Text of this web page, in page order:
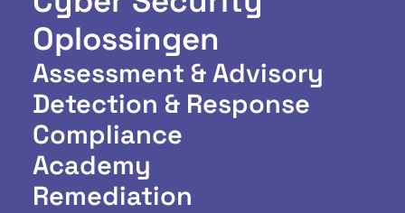
Oplossingen
Assessment & Advisory
Detection & Response
Compliance
Academy
Remediation